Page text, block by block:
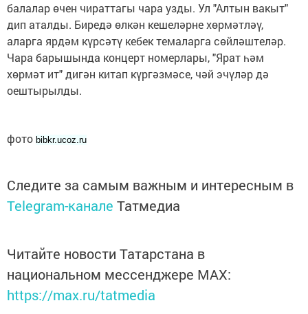
балалар өчен чираттагы чара узды. Ул "Алтын вакыт"
дип аталды. Биредә өлкән кешеләрне хөрмәтләү,
аларга ярдәм күрсәтү кебек темаларга сөйләштеләр.
Чара барышында концерт номерлары, "Ярат һәм
хөрмәт ит" дигән китап күргәзмәсе, чәй эчүләр дә
оештырылды.
фото bibkr.ucoz.ru
Следите за самым важным и интересным в
Telegram-канале Татмедиа
Читайте новости Татарстана в
национальном мессенджере MАХ:
https://max.ru/tatmedia